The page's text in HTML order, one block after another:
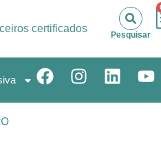
certificados
Pesquisar